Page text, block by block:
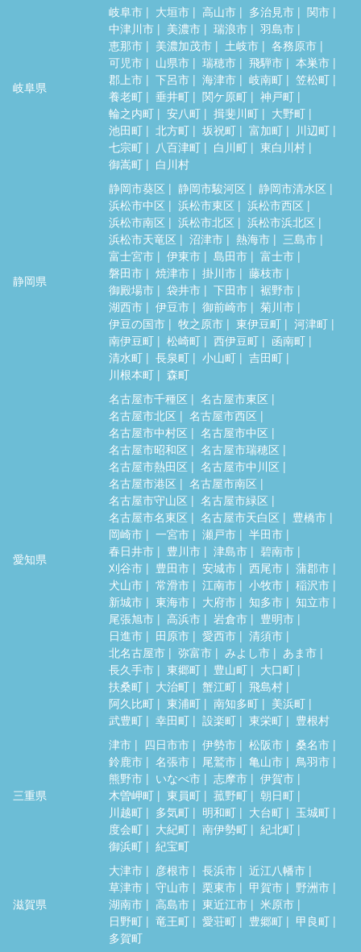
岐阜県
岐阜市 大垣市 高山市 多治見市
関市
中津川市
美濃市 瑞浪市
羽島市
恵那市
美濃加茂市 土岐市
各務原市
可児市
山県市 瑞穂市 飛騨市
本巣市
郡上市
下呂市 海津市 岐南町
笠松町
養老町
垂井町 関ケ原町
神戸町
輪之内町
安八町 揖斐川町
大野町
池田町
北方町 坂祝町 富加町
川辺町
七宗町
八百津町 白川町
東白川村
御嵩町
白川村
静岡県
静岡市葵区 静岡市駿河区
静岡市清水区
浜松市中区
浜松市東区
浜松市西区
浜松市南区
浜松市北区
浜松市浜北区
浜松市天竜区
沼津市 熱海市
三島市
富士宮市
伊東市 島田市
富士市
磐田市
焼津市 掛川市
藤枝市
御殿場市
袋井市 下田市
裾野市
湖西市
伊豆市 御前崎市
菊川市
伊豆の国市
牧之原市 東伊豆町
河津町
南伊豆町
松崎町 西伊豆町
函南町
清水町
長泉町 小山町
吉田町
川根本町
森町
愛知県
名古屋市千種区
名古屋市東区
名古屋市北区
名古屋市西区
名古屋市中村区
名古屋市中区
名古屋市昭和区
名古屋市瑞穂区
名古屋市熱田区
名古屋市中川区
名古屋市港区
名古屋市南区
名古屋市守山区
名古屋市緑区
名古屋市名東区
名古屋市天白区
豊橋市
岡崎市
一宮市 瀬戸市
半田市
春日井市
豊川市 津島市
碧南市
刈谷市
豊田市 安城市 西尾市
蒲郡市
犬山市
常滑市 江南市 小牧市
稲沢市
新城市
東海市 大府市 知多市
知立市
尾張旭市
高浜市 岩倉市
豊明市
日進市
田原市 愛西市
清須市
北名古屋市
弥富市 みよし市
あま市
長久手市
東郷町 豊山町
大口町
扶桑町
大治町 蟹江町
飛島村
阿久比町
東浦町 南知多町
美浜町
武豊町
幸田町 設楽町 東栄町 豊根村
三重県
津市 四日市市 伊勢市 松阪市
桑名市
鈴鹿市
名張市 尾鷲市 亀山市
鳥羽市
熊野市
いなべ市 志摩市
伊賀市
木曽岬町
東員町 菰野町
朝日町
川越町
多気町 明和町 大台町
玉城町
度会町
大紀町 南伊勢町
紀北町
御浜町
紀宝町
滋賀県
大津市 彦根市 長浜市
近江八幡市
草津市
守山市 栗東市 甲賀市
野洲市
湖南市
高島市 東近江市
米原市
日野町
竜王町 愛荘町 豊郷町
甲良町
多賀町